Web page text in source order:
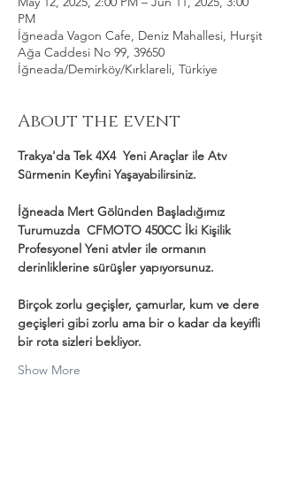
PM
İğneada Vagon Cafe, Deniz Mahallesi, Hurşit
Ağa Caddesi No 99, 39650
İğneada/Demirköy/Kırklareli, Türkiye
About the event
Trakya'da Tek 4X4  Yeni Araçlar ile Atv
Sürmenin Keyfini Yaşayabilirsiniz.
İğneada Mert Gölünden Başladığımız
Turumuzda  CFMOTO 450CC İki Kişilik
Profesyonel Yeni atvler ile ormanın
derinliklerine sürüşler yapıyorsunuz.
Birçok zorlu geçişler, çamurlar, kum ve dere
geçişleri gibi zorlu ama bir o kadar da keyifli
bir rota sizleri bekliyor.
Show More